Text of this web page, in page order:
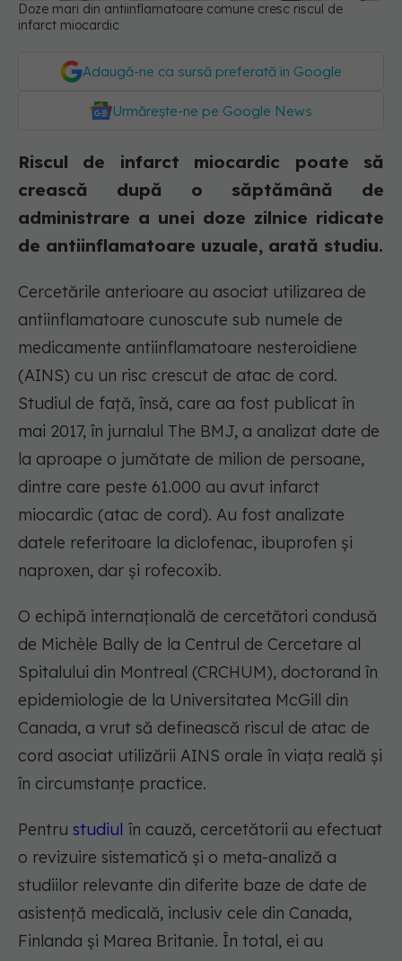
Doze mari din antiinflamatoare comune cresc riscul de
infarct miocardic
Adaugă-ne ca sursă preferată în Google
Urmărește-ne pe Google News
Riscul de infarct miocardic poate să
crească după o săptămână de
administrare a unei doze zilnice ridicate
de antiinflamatoare uzuale, arată studiu.
Cercetările anterioare au asociat utilizarea de
antiinflamatoare cunoscute sub numele de
medicamente antiinflamatoare nesteroidiene
(AINS) cu un risc crescut de atac de cord.
Studiul de față, însă, care aa fost publicat în
mai 2017, în jurnalul The BMJ, a analizat date de
la aproape o jumătate de milion de persoane,
dintre care peste 61.000 au avut infarct
miocardic (atac de cord). Au fost analizate
datele referitoare la diclofenac, ibuprofen și
naproxen, dar și rofecoxib.
O echipă internațională de cercetători condusă
de Michèle Bally de la Centrul de Cercetare al
Spitalului din Montreal (CRCHUM), doctorand în
epidemiologie de la Universitatea McGill din
Canada, a vrut să definească riscul de atac de
cord asociat utilizării AINS orale în viața reală și
în circumstanțe practice.
Pentru studiul în cauză, cercetătorii au efectuat
o revizuire sistematică și o meta-analiză a
studiilor relevante din diferite baze de date de
asistență medicală, inclusiv cele din Canada,
Finlanda și Marea Britanie. În total, ei au